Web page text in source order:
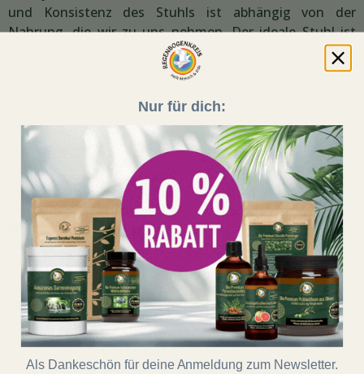
und Konsistenz des Stuhls ist abhängig von der
Nahrung, die wir zu uns nehmen. Der ideale Stuhl ist
nicht klebrig und bleibt nach dem Abspülen nicht an der
Kloschüssel hängen. Je weniger Klopapier man braucht,
Lies hier mehr:
Darmreinigung
Amazonas Darmreinigung
Entschlackung
Körperreaktionen
Der Sinn einer Darmpflege
Abnehmen durch Darmreinigung
Zitate
Erfahrungsberichte
Die Leber
Herausforderungen für die Leber
Nur für dich:
Als Dankeschön für deine Anmeldung zum Newsletter.